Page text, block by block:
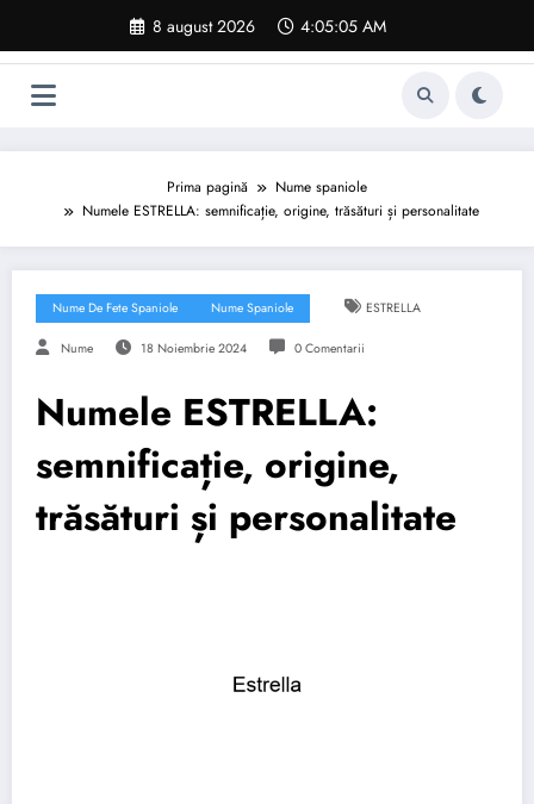
conținut
8 august 2026 4:05:06 AM
Prima pagină
Nume spaniole
Numele ESTRELLA: semnificație, origine, trăsături și personalitate
Nume De Fete Spaniole Nume Spaniole ESTRELLA
Nume 18 Noiembrie 2024 0 Comentarii
Numele ESTRELLA:
semnificație, origine,
trăsături și personalitate